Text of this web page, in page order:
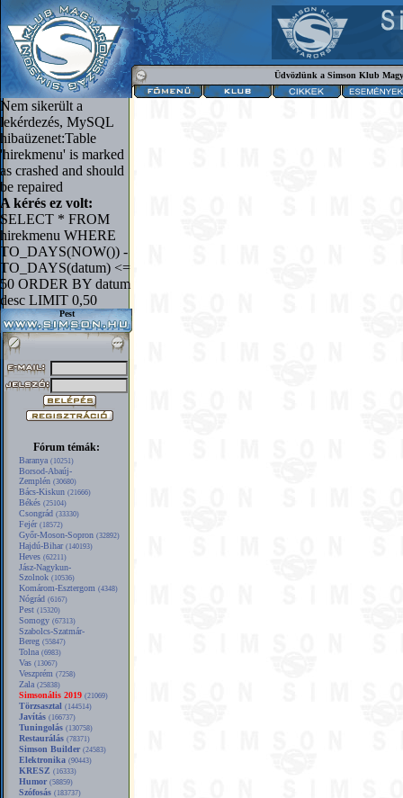
Üdvözlünk a Simson Klub
Nem sikerült a
lekérdezés, MySQL
hibaüzenet:Table
'hirekmenu' is marked
as crashed and should
be repaired
A kérés ez volt:
SELECT * FROM
hirekmenu WHERE
TO_DAYS(NOW()) -
TO_DAYS(datum) <=
50 ORDER BY datum
desc LIMIT 0,50
Pest
Fórum témák:
Baranya (10251)
Borsod-Abaúj-
Zemplén (30680)
Bács-Kiskun (21666)
Békés (25104)
Csongrád (33330)
Fejér (18572)
Győr-Moson-Sopron (32892)
Hajdú-Bihar (140193)
Heves (62211)
Jász-Nagykun-
Szolnok (10536)
Komárom-Esztergom (4348)
Nógrád (6167)
Pest (15320)
Somogy (67313)
Szabolcs-Szatmár-
Bereg (55847)
Tolna (6983)
Vas (13067)
Veszprém (7258)
Zala (25838)
Simsonális 2019 (21069)
Törzsasztal (144514)
Javítás (166737)
Tuningolás (130758)
Restaurálás (78371)
Simson Builder (24583)
Elektronika (90443)
KRESZ (16333)
Humor (58859)
Szófosás (183737)